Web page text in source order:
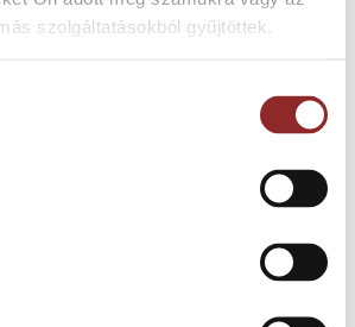
szolgáltatásokból gyűjtöttek.